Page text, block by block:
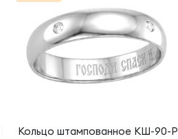
Кольцо штампованное КШ-90-Р